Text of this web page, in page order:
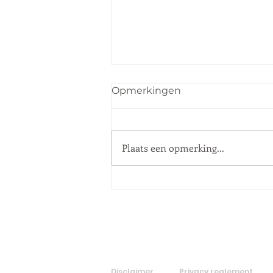
Opmerkingen
Plaats een opmerking...